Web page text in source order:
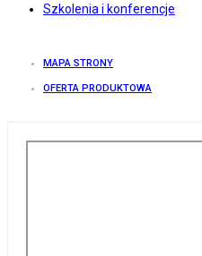
Szkolenia i konferencje
MAPA STRONY
OFERTA PRODUKTOWA